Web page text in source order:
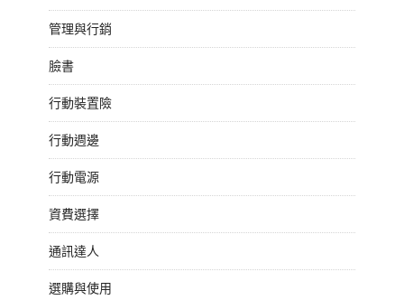
管理與行銷
臉書
行動裝置險
行動週邊
行動電源
資費選擇
通訊達人
選購與使用